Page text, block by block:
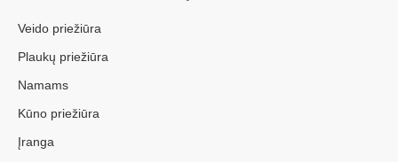
Veido priežiūra
Plaukų priežiūra
Namams
Kūno priežiūra
Įranga